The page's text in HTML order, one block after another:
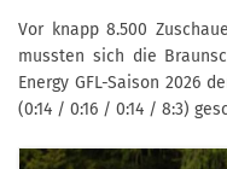
Vor knapp 8.500
mussten sich die
Energy GFL-Saison 2026
(0:14 / 0:16 / 0:14 / 8:3)